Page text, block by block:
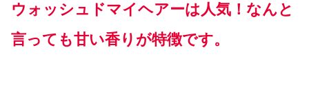
ウォッシュドマイヘアーは人気！なんと
言っても甘い香りが特徴です。